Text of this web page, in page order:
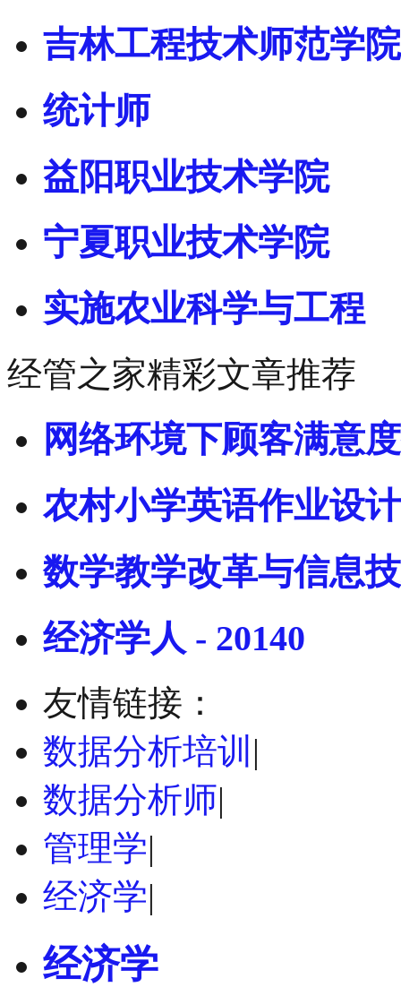
吉林工程技术师范学院
统计师
益阳职业技术学院
宁夏职业技术学院
实施农业科学与工程
经管之家精彩文章推荐
网络环境下顾客满意
农村小学英语作业设
数学教学改革与信息
经济学人 - 20140
友情链接：
数据分析培训 |
数据分析师|
管理学|
经济学|
经济学